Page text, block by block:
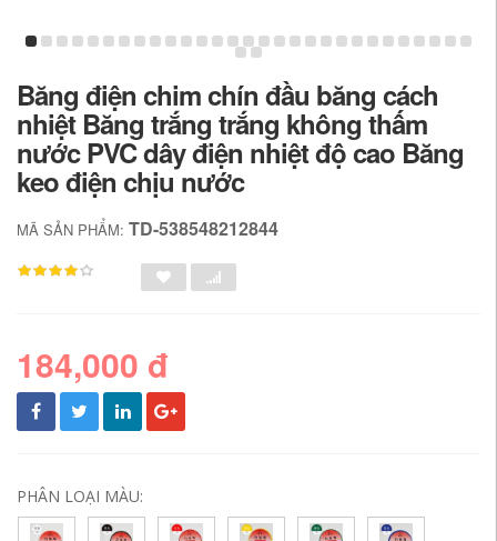
Băng điện chim chín đầu băng cách
nhiệt Băng trắng trắng không thấm
nước PVC dây điện nhiệt độ cao Băng
keo điện chịu nước
MÃ SẢN PHẨM: TD-538548212844
184,000 đ
PHÂN LOẠI MÀU: